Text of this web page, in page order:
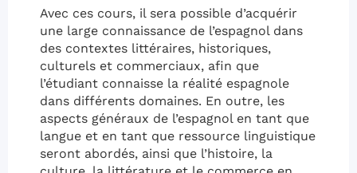
Avec ces cours, il sera possible d’acquérir
une large connaissance de l’espagnol dans
des contextes littéraires, historiques,
culturels et commerciaux, afin que
l’étudiant connaisse la réalité espagnole
dans différents domaines. En outre, les
aspects généraux de l’espagnol en tant que
langue et en tant que ressource linguistique
seront abordés, ainsi que l’histoire, la